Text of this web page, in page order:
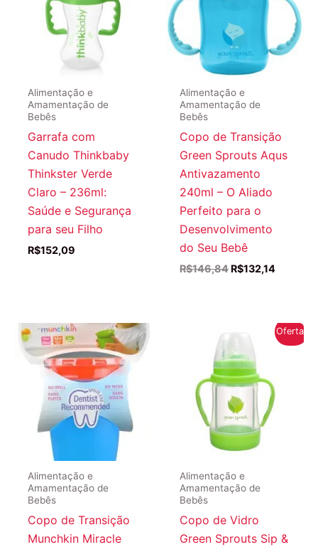
Alimentação e
Amamentação de
Bebês
Garrafa com
Canudo Thinkbaby
Thinkster Verde
Claro – 236ml:
Saúde e Segurança
para seu Filho
R$152,09
Alimentação e
Amamentação de
Bebês
Copo de Transição
Green Sprouts Aqus
Antivazamento
240ml – O Aliado
Perfeito para o
Desenvolvimento
do Seu Bebê
R$146,84 O
R$132,14O
Alimentação e
Amamentação de
Bebês
Copo de Transição
Munchkin Miracle
Oferta!
Alimentação e
Amamentação de
Bebês
Copo de Vidro
Green Sprouts Sip &